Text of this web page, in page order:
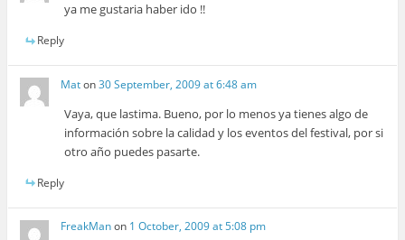
ya me gustaria haber ido !!
Reply
Maton30 September, 2009 at 6:48 am
Vaya, que lastima. Bueno, por lo menos ya tienes algo de
información sobre la calidad y los eventos del festival, por si
otro año puedes pasarte.
Reply
FreakManon 1 October, 2009 at 5:08 pm